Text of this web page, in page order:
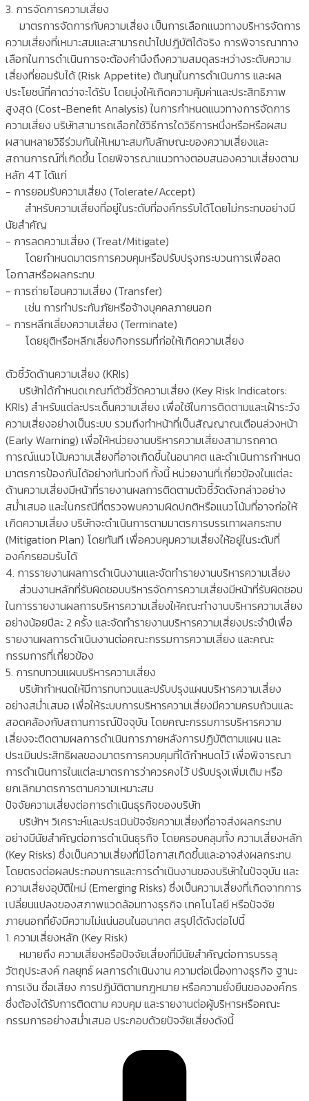
3. การจัดการความเสี่ยง
มาตรการจัดการกับความเสี่ยง เป็นการเลือกแนวทางบริหารจัดการ
ความเสี่ยงที่เหมาะสมและสามารถนำไปปฎิบัติได้จริง การพิจารณาทาง
เลือกในการดำเนินการจะต้องคำนึงถึงความสมดุลระหว่างระดับความ
เสี่ยงที่ยอมรับได้ (Risk Appetite) ต้นทุนในการดำเนินการ และผล
ประโยชน์ที่คาดว่าจะได้รับ โดยมุ่งให้เกิดความคุ้มค่าและประสิทธิภาพ
สูงสุด (Cost-Benefit Analysis) ในการกำหนดแนวทางการจัดการ
ความเสี่ยง บริษัทสามารถเลือกใช้วิธีการใดวิธีการหนึ่งหรือหรือผสม
ผสานหลายวิธีร่วมกันให้เหมาะสมกับลักษณะของความเสี่ยงและ
สถานการณ์ที่เกิดขึ้น โดยพิจารณาแนวทางตอบสนองความเสี่ยงตาม
หลัก 4T ได้แก่
- การยอมรับความเสี่ยง (Tolerate/Accept)
สำหรับความเสี่ยงที่อยู่ในระดับที่องค์กรรับได้โดยไม่กระทบอย่างมี
นัยสำคัญ
- การลดความเสี่ยง (Treat/Mitigate)
โดยกำหนดมาตรการควบคุมหรือปรับปรุงกระบวนการเพื่อลด
โอกาสหรือผลกระทบ
- การถ่ายโอนความเสี่ยง (Transfer)
เช่น การทำประกันภัยหรือจ้างบุคคลภายนอก
- การหลีกเลี่ยงความเสี่ยง (Terminate)
โดยยุติหรือหลีกเลี่ยงกิจกรรมที่ก่อให้เกิดความเสี่ยง
ตัวชี้วัดด้านความเสี่ยง (KRIs)
บริษัทได้กำหนดเกณฑ์ตัวชี้วัดความเสี่ยง (Key Risk Indicators:
KRIs) สำหรับแต่ละประเด็นความเสี่ยง เพื่อใช้ในการติดตามและเฝ้าระวัง
ความเสี่ยงอย่างเป็นระบบ รวมถึงทำหน้าที่เป็นสัญญาณเตือนล่วงหน้า
(Early Warning) เพื่อให้หน่วยงานบริหารความเสี่ยงสามารถคาด
การณ์แนวโน้มความเสี่ยงที่อาจเกิดขึ้นในอนาคต และดำเนินการกำหนด
มาตรการป้องกันได้อย่างทันท่วงที ทั้งนี้ หน่วยงานที่เกี่ยวข้องในแต่ละ
ด้านความเสี่ยงมีหน้าที่รายงานผลการติดตามตัวชี้วัดดังกล่าวอย่าง
สม่ำเสมอ และในกรณีที่ตรวจพบความผิดปกติหรือแนวโน้มที่อาจก่อให้
เกิดความเสี่ยง บริษัทจะดำเนินการตามมาตรการบรรเทาผลกระทบ
(Mitigation Plan) โดยทันที เพื่อควบคุมความเสี่ยงให้อยู่ในระดับที่
องค์กรยอมรับได้
4. การรายงานผลการดำเนินงานและจัดทำรายงานบริหารความเสี่ยง
ส่วนงานหลักที่รับผิดชอบบริหารจัดการความเสี่ยงมีหน้าที่รับผิดชอบ
ในการรายงานผลการบริหารความเสี่ยงให้คณะทำงานบริหารความเสี่ยง
อย่างน้อยปีละ 2 ครั้ง และจัดทำรายงานบริหารความเสี่ยงประจำปีเพื่อ
รายงานผลการดำเนินงานต่อคณะกรรมการความเสี่ยง และคณะ
กรรมการที่เกี่ยวข้อง
5. การทบทวนแผนบริหารความเสี่ยง
บริษัทกำหนดให้มีการทบทวนและปรับปรุงแผนบริหารความเสี่ยง
อย่างสม่ำเสมอ เพื่อให้ระบบการบริหารความเสี่ยงมีความครบถ้วนและ
สอดคล้องกับสถานการณ์ปัจจุบัน โดยคณะกรรมการบริหารความ
เสี่ยงจะติดตามผลการดำเนินการภายหลังการปฏิบัติตามแผน และ
ประเมินประสิทธิผลของมาตรการควบคุมที่ได้กำหนดไว้ เพื่อพิจารณา
การดำเนินการในแต่ละมาตรการว่าควรคงไว้ ปรับปรุงเพิ่มเติม หรือ
ยกเลิกมาตรการตามความเหมาะสม
ปัจจัยความเสี่ยงต่อการดำเนินธุรกิจของบริษัท
บริษัทฯ วิเคราะห์และประเมินปัจจัยความเสี่ยงที่อาจส่งผลกระทบ
อย่างมีนัยสำคัญต่อการดำเนินธุรกิจ โดยครอบคลุมทั้ง ความเสี่ยงหลัก
(Key Risks) ซึ่งเป็นความเสี่ยงที่มีโอกาสเกิดขึ้นและอาจส่งผลกระทบ
โดยตรงต่อผลประกอบการและการดำเนินงานของบริษัทในปัจจุบัน และ
ความเสี่ยงอุบัติใหม่ (Emerging Risks) ซึ่งเป็นความเสี่ยงที่เกิดจากการ
เปลี่ยนแปลงของสภาพแวดล้อมทางธุรกิจ เทคโนโลยี หรือปัจจัย
ภายนอกที่ยังมีความไม่แน่นอนในอนาคต สรุปได้ดังต่อไปนี้
1. ความเสี่ยงหลัก (Key Risk)
หมายถึง ความเสี่ยงหรือปัจจัยเสี่ยงที่มีนัยสำคัญต่อการบรรลุ
วัตถุประสงค์ กลยุทธ์ ผลการดำเนินงาน ความต่อเนื่องทางธุรกิจ ฐานะ
การเงิน ชื่อเสียง การปฏิบัติตามกฎหมาย หรือความยั่งยืนขององค์กร
ซึ่งต้องได้รับการติดตาม ควบคุม และรายงานต่อผู้บริหารหรือคณะ
กรรมการอย่างสม่ำเสมอ ประกอบด้วยปัจจัยเสี่ยงดังนี้